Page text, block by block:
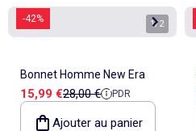
-42% 1/2
Bonnet Homme New Era
Prix de vente
15,99 €Prix de référence
28,00 € PDR
Ajouter au panier